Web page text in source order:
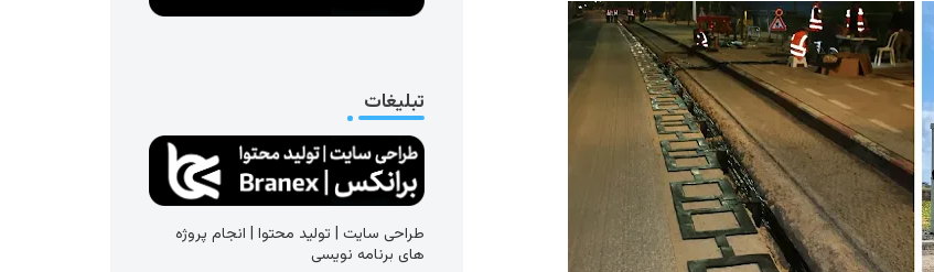
تبلیغات
طراحی سایت | تولید محتوا | انجام پروژه
های برنامه نویسی